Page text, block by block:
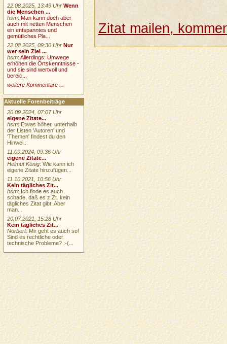
Zitat mailen,
22.08.2025, 13:49 Uhr Wenn
die Menschen ...
hsm:Man kann doch aber
auch mit netten Menschen
ein entspanntes und
gemütliches Pla...
22.08.2025, 09:30 Uhr Nur
wer sein Ziel ...
hsm:Allerdings: Umwege
erhöhen die Ortskenntnisse -
und sie sind wertvoll und
bereic...
weitere Kommentare ...
Aktuelle Forenbeiträge
20.09.2024, 07:07 Uhr
eigene Zitate...
hsm: Etwas höher, unterhalb
der Listen 'Autoren' und
'Themen' findest du den
Hinwei...
11.09.2024, 09:36 Uhr
eigene Zitate...
Helmut König: Wie kann ich
eigene Zitate hinzufügen...
11.10.2021, 10:56 Uhr
Kein tägliches Zit...
hsm: Ich finde es auch
schade, daß es z.Zt. kein
tägliches Zitat gibt. Aber
man...
20.07.2021, 15:28 Uhr
Kein tägliches Zit...
Norbert: Mir geht es auch so!
Sind es rechtliche oder
technische Probleme? :-(...